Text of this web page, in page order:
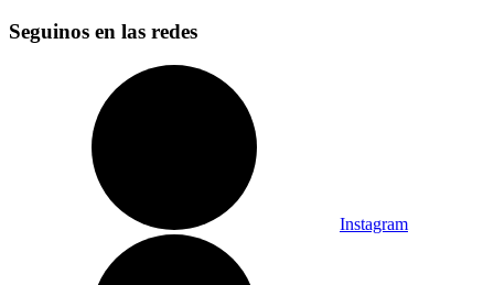
Seguinos en las redes
Instagram